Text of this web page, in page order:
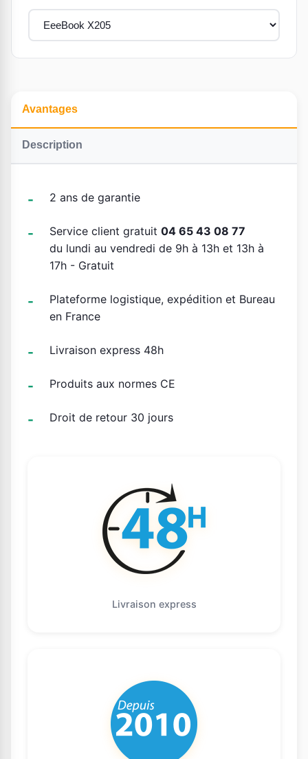
Avantages
Description
2 ans de garantie
Service client gratuit 04 65 43 08 77
du lundi au vendredi de 9h à 13h et 13h à
17h - Gratuit
Plateforme logistique, expédition et Bureau
en France
Livraison express 48h
Produits aux normes CE
Droit de retour 30 jours
Livraison express